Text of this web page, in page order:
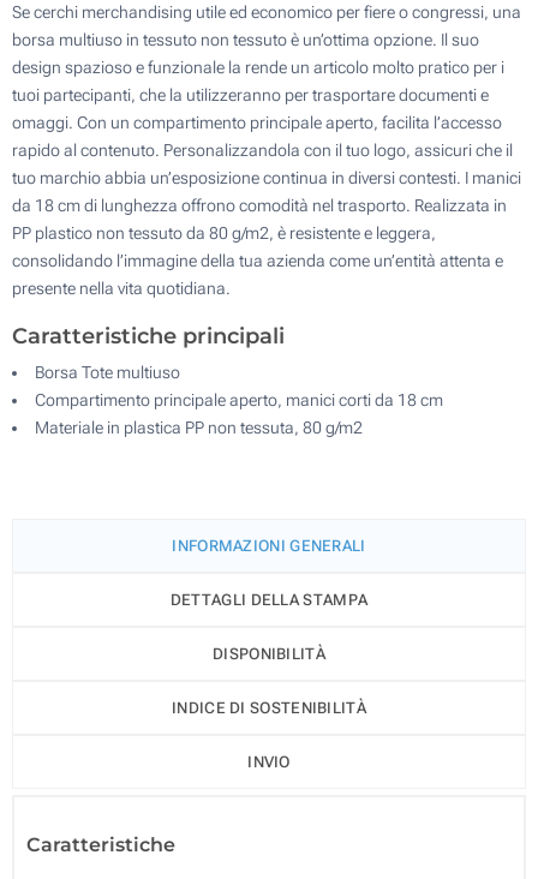
Se cerchi merchandising utile ed economico per fiere o congressi, una
borsa multiuso in tessuto non tessuto è un’ottima opzione. Il suo
design spazioso e funzionale la rende un articolo molto pratico per i
tuoi partecipanti, che la utilizzeranno per trasportare documenti e
omaggi. Con un compartimento principale aperto, facilita l’accesso
rapido al contenuto. Personalizzandola con il tuo logo, assicuri che il
tuo marchio abbia un’esposizione continua in diversi contesti. I manici
da 18 cm di lunghezza offrono comodità nel trasporto. Realizzata in
PP plastico non tessuto da 80 g/m2, è resistente e leggera,
consolidando l’immagine della tua azienda come un’entità attenta e
presente nella vita quotidiana.
Caratteristiche principali
Borsa Tote multiuso
Compartimento principale aperto, manici corti da 18 cm
Materiale in plastica PP non tessuta, 80 g/m2
INFORMAZIONI GENERALI
DETTAGLI DELLA STAMPA
DISPONIBILITÀ
INDICE DI SOSTENIBILITÀ
INVIO
Caratteristiche